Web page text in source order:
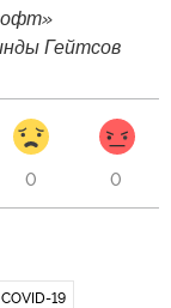
Гейтсов
0 0
19